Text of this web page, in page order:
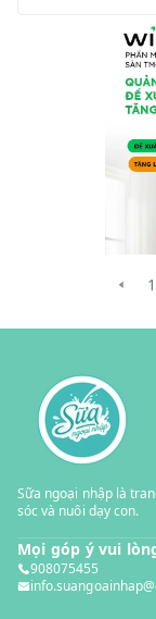
Sữa ngoại nhập là
sóc và nuôi dạy con.
Mọi góp ý vui
908075455